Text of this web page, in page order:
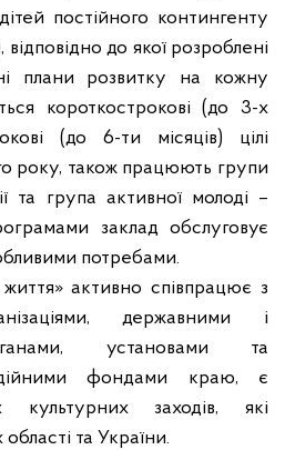
постійного контингенту
до якої розроблені
плани розвитку на кожну
короткострокові (до 3-х
(до 6-ти місяців) цілі
року, також працюють групи
та група активної молоді –
заклад обслуговує
потребами.
активно співпрацює з
державними і
установами та
фондами краю, є
культурних заходів, які
та України.